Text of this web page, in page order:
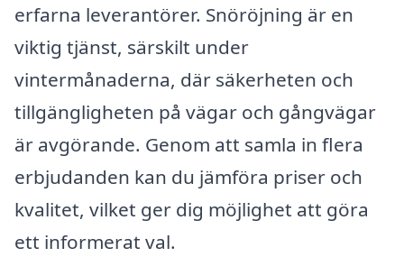
erfarna leverantörer. Snöröjning är en
viktig tjänst, särskilt under
vintermånaderna, där säkerheten och
tillgängligheten på vägar och gångvägar
är avgörande. Genom att samla in flera
erbjudanden kan du jämföra priser och
kvalitet, vilket ger dig möjlighet att göra
ett informerat val.